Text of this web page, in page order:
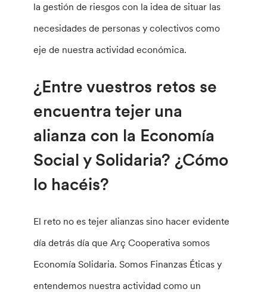
la gestión de riesgos con la idea de situar las
necesidades de personas y colectivos como
eje de nuestra actividad económica.
¿Entre vuestros retos se
encuentra tejer una
alianza con la Economía
Social y Solidaria? ¿Cómo
lo hacéis?
El reto no es tejer alianzas sino hacer evidente
día detrás día que Arç Cooperativa somos
Economía Solidaria. Somos Finanzas Éticas y
entendemos nuestra actividad como un